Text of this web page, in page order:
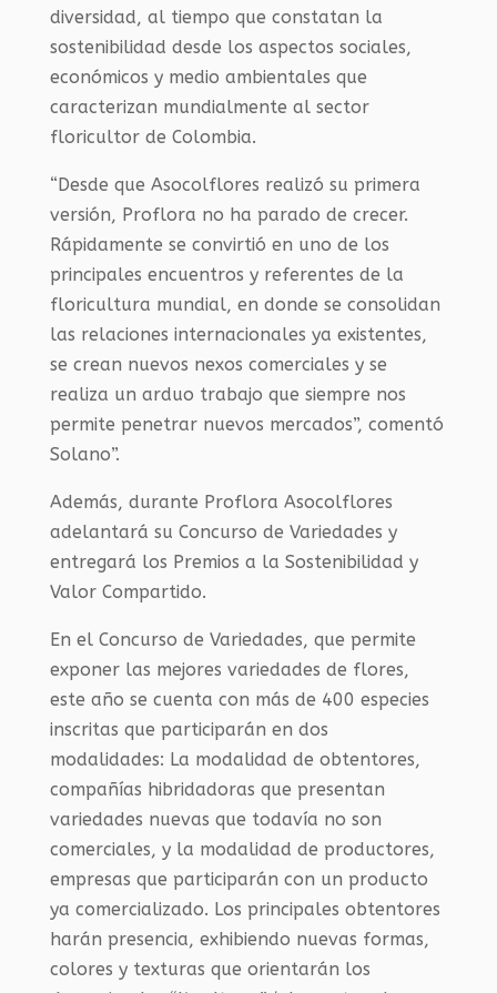
diversidad, al tiempo que constatan la
sostenibilidad desde los aspectos sociales,
económicos y medio ambientales que
caracterizan mundialmente al sector
floricultor de Colombia.
“Desde que Asocolflores realizó su primera
versión, Proflora no ha parado de crecer.
Rápidamente se convirtió en uno de los
principales encuentros y referentes de la
floricultura mundial, en donde se consolidan
las relaciones internacionales ya existentes,
se crean nuevos nexos comerciales y se
realiza un arduo trabajo que siempre nos
permite penetrar nuevos mercados”, comentó
Solano”.
Además, durante Proflora Asocolflores
adelantará su Concurso de Variedades y
entregará los Premios a la Sostenibilidad y
Valor Compartido.
En el Concurso de Variedades, que permite
exponer las mejores variedades de flores,
este año se cuenta con más de 400 especies
inscritas que participarán en dos
modalidades: La modalidad de obtentores,
compañías hibridadoras que presentan
variedades nuevas que todavía no son
comerciales, y la modalidad de productores,
empresas que participarán con un producto
ya comercializado. Los principales obtentores
harán presencia, exhibiendo nuevas formas,
colores y texturas que orientarán los